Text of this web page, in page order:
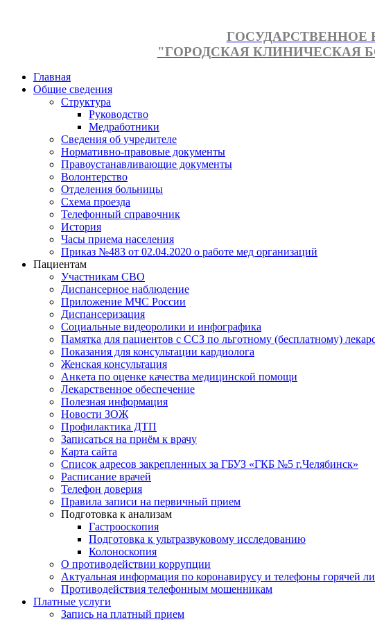
ГОСУДАРСТВЕННОЕ
"ГОРОДСКАЯ КЛИНИЧЕСКАЯ
Главная
Общие сведения
Структура
Руководство
Медработники
Сведения об учредителе
Нормативно-правовые документы
Правоустанавливающие документы
Волонтерство
Отделения больницы
Схема проезда
Телефонный справочник
История
Часы приема населения
Приказ №483 от 02.04.2020 о работе мед организаций
Пациентам
Участникам СВО
Диспансерное наблюдение
Приложение МЧС России
Диспансеризация
Социальные видеоролики и инфографика
Памятка для пациентов с ССЗ по льготному (бесплатному)
Показания для консультации кардиолога
Женская консультация
Анкета по оценке качества медицинской помощи
Лекарственное обеспечение
Полезная информация
Новости ЗОЖ
Профилактика ДТП
Записаться на приём к врачу
Карта сайта
Список адресов закрепленных за ГБУЗ «ГКБ №5 г.Челябинск»
Расписание врачей
Телефон доверия
Правила записи на первичный прием
Подготовка к анализам
Гастрооскопия
Подготовка к ультразвуковому исследованию
Колоноскопия
О противодействии коррупции
Актуальная информация по коронавирусу и телефоны горячей
Противодействия телефонным мошенникам
Платные услуги
Запись на платный прием